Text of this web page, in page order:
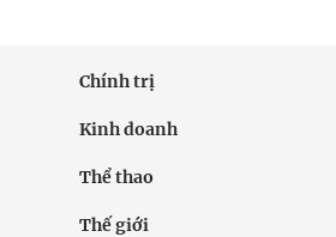
Chính trị
Kinh doanh
Thể thao
Thế giới